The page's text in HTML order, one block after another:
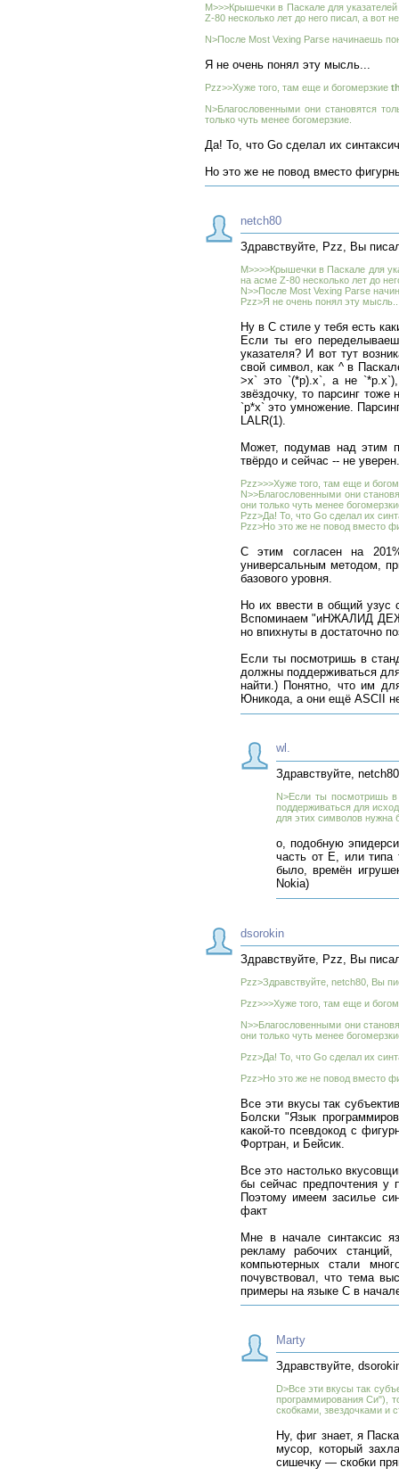
M>>>Крышечки в Паскале для
Z-80 несколько лет до него писал, а вот
N>После Most Vexing Parse начинаешь
Я не очень понял эту мысль...
Pzz>>Хуже того, там еще и богомерзкие
N>Благословенными они становятся
только чуть менее богомерзкие.
Да! То, что Go сделал их
Но это же не повод вместо
netch80
Здравствуйте, Pzz, Вы
M>>>>Крышечки в Паскале для
на асме Z-80 несколько лет до
N>>После Most Vexing Parse
Pzz>Я не очень понял эту
Ну в C стиле у тебя есть
Если ты его
указателя? И вот тут
свой символ, как ^ в
>x` это `(*p).x`, а не
звёздочку, то парсинг
`p*x` это умножение.
LALR(1).
Может, подумав над этим
твёрдо и сейчас -- не
Pzz>>>Хуже того, там еще и
N>>Благословенными они
они только чуть менее
Pzz>Да! То, что Go сделал их
Pzz>Но это же не повод вместо
С этим согласен на
универсальным методом,
базового уровня.
Но их ввести в общий узус
Вспоминаем "иНЖАЛИД
но впихнуты в достаточно
Если ты посмотришь в
должны поддерживаться
найти.) Понятно, что им
Юникода, а они ещё ASCII
wl.
Здравствуйте,
N>Если ты посмотришь
поддерживаться для
для этих символов
о, подобную
часть от E, или типа
было, времён
Nokia)
dsorokin
Здравствуйте, Pzz, Вы
Pzz>Здравствуйте, netch80, Вы
Pzz>>>Хуже того, там еще и
N>>Благословенными они
они только чуть менее
Pzz>Да! То, что Go сделал их
Pzz>Но это же не повод вместо
Все эти вкусы так
Болски "Язык
какой-то псевдокод с
Фортран, и Бейсик.
Все это настолько
бы сейчас предпочтения у
Поэтому имеем засилье
факт
Мне в начале синтаксис
рекламу рабочих
компьютерных стали
почувствовал, что тема
примеры на языке C в
Marty
Здравствуйте,
D>Все эти вкусы так
программирования Си"),
скобками, звездочками и
Ну, фиг знает, я
мусор, который
сишечку — скобки